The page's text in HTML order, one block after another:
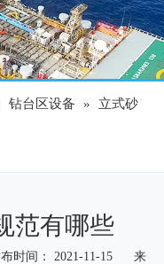
钻台区设备 » 立式砂
范有哪些
时间： 2021-11-15 来